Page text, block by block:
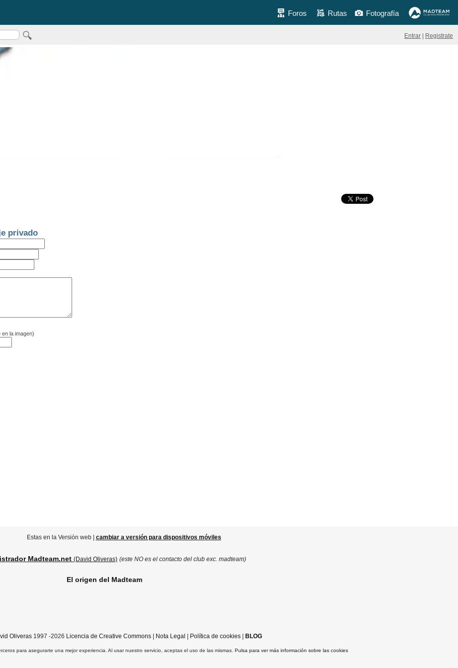
Foros Rutas Fotografía
Entrar Registrate
privado
la imagen)
Estas en la Versión web | cambiar a versión para dispositivos móviles
Madteam.net (David Oliveras) (este NO es el contacto del club exc. madteam)
El origen del Madteam
Oliveras1997 -2026 Licencia de Creative Commons| Nota Legal Política de cookies| BLOG
para asegurarte una mejor experiencia. Al usar nuestro servicio, aceptas el uso de las mismas. Pulsa para ver más información sobre las cookies